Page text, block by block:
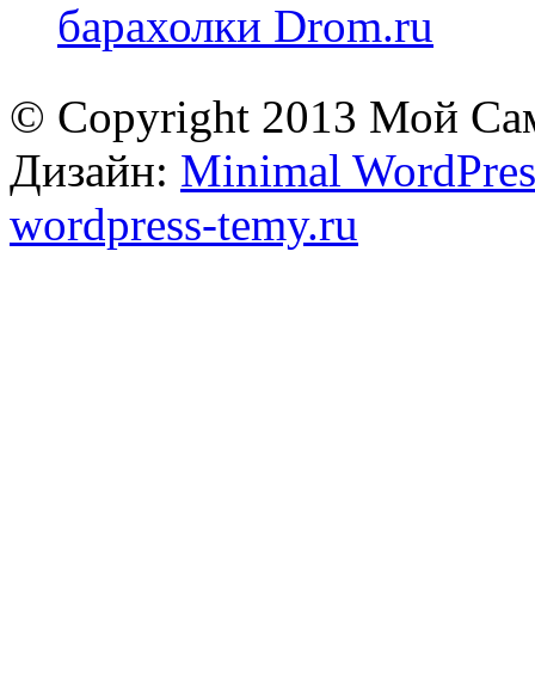
барахолки Drom.ru
© Copyright 2013 Мой
Дизайн: Minimal
wordpress-temy.ru